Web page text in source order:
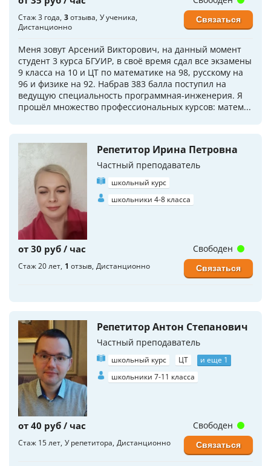
Стаж 3 года 3отзыва У ученика
Дистанционно
Меня зовут Арсений Викторович, на данный момент
студент 3 курса БГУИР, в своё время сдал все экзамены
9 класса на 10 и ЦТ по математике на 98, русскому на
96 и физике на 92. Набрав 383 балла поступил на
ведущую специальность программная-инженерия. Я
прошёл множество профессиональных курсов: матем...
Связаться
Репетитор Ирина Петровна
Частный преподаватель
школьный курс
школьники 4-8 класса
от 30 руб / час
Стаж 20 лет 1 отзыв Дистанционно
Свободен
Связаться
Репетитор Антон Степанович
Частный преподаватель
школьный курс ЦТ
и еще 1
школьники 7-11 класса
от 40 руб / час
Стаж 15 лет У репетитора Дистанционно
Свободен
Связаться